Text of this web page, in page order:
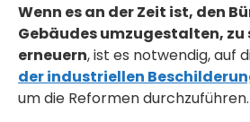
Wenn es an der Zeit ist, den
Gebäudes umzugestalten, zu
erneuern, ist es notwendig, auf
der industriellen
um die Reformen durchzuführen.